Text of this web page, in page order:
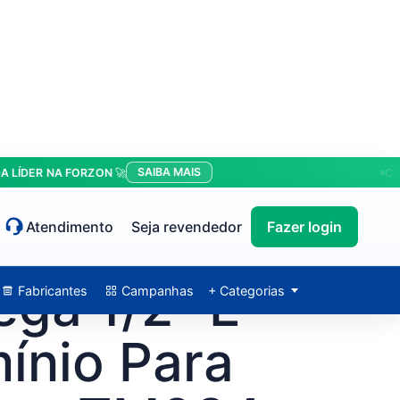
NA FORZON 🚀 SAIBA MAIS
Atendimento Seja revendedor Fazer login
Fabricantes Campanhas + Categorias
1/2" E
Para